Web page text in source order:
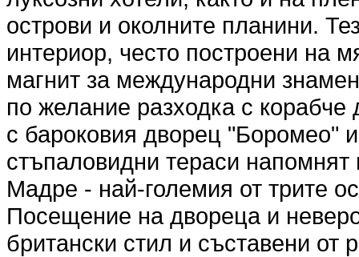
острови и околните планини.
интериор, често построени на
магнит за международни
по желание разходка с
с бароковия дворец "Боромео"
стъпаловидни тераси
Мадре - най-големия от трите
Посещение на двореца и
британски стил и съставени от